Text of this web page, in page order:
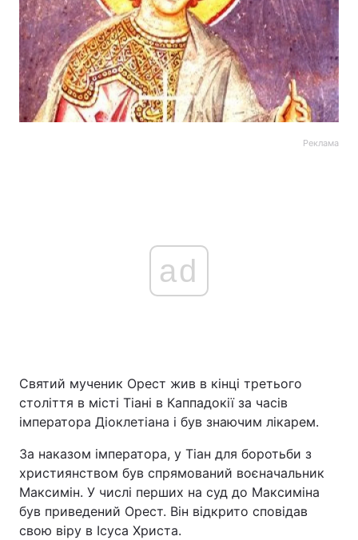
Реклама
ad
Святий мученик Орест жив в кінці третього
століття в місті Тіані в Каппадокії за часів
імператора Діоклетіана і був знаючим лікарем.
За наказом імператора, у Тіан для боротьби з
християнством був спрямований воєначальник
Максимін. У числі перших на суд до Максиміна
був приведений Орест. Він відкрито сповідав
свою віру в Ісуса Христа.